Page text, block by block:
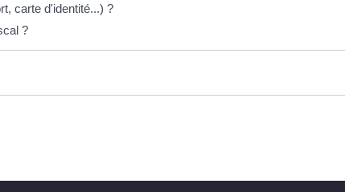
carte d'identité...) ?
?